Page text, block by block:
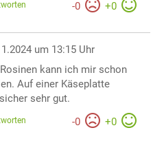
-0 +0
um 13:15 Uhr
kann ich mir schon
Auf einer Käseplatte
sehr gut.
-0 +0